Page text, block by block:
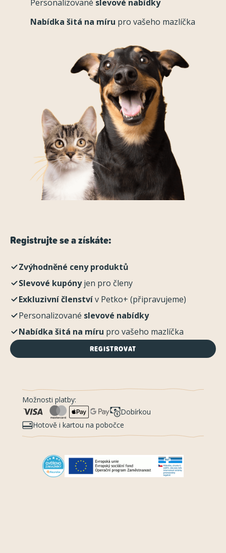
Personalizované slevové nabídky
Nabídka šitá na míru pro vašeho mazlíčka
Registrujte se a získáte:
Zvýhodněné ceny produktů
Slevové kupónyjen pro členy
Exkluzivní členstvív Petko+ (připravujeme)
Personalizované slevové nabídky
Nabídka šitá na míru pro vašeho mazlíčka
REGISTROVAT
Možnosti platby:
Dobírkou
Hotově i kartou na pobočce